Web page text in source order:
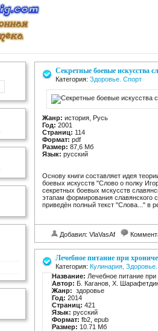
Секретные боевые искусства
Категория: Здоровье. Спорт
Жанр: история, Русь
Год: 2001
Страниц: 114
Формат: pdf
Размер: 87,6 Мб
Язык: русский
Основу книги составляет идея
боевых искусств "Слово о полку
секретных боевых мскусств
этапам формирования славянского
приведён полный текст "Слова..." в
Добавил: VlaVasAf
Лечебное питание при
Категория: Кулинария,
Название: Лечебное питание
Автор: Б. Каганов, Х.
Жанр: здоровье
Год: 2014
Страниц: 421
Язык: русский
Формат: fb2, epub
Размер: 10.71 Мб